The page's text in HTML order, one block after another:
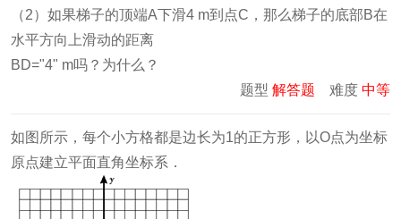
（2）如果梯子的顶端A下滑4 m到点C，那么梯子的底部B在
水平方向上滑动的距离
BD="4" m吗？为什么？
题型 解答题 难度 中等
如图所示，每个小方格都是边长为1的正方形，以O点为坐标
原点建立平面直角坐标系．